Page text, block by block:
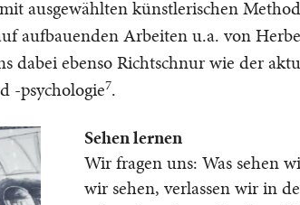
ausgewählten künstlerischen
aufbauenden Arbeiten u.a. von
dabei ebenso Richtschnur wie der
-psychologie7.
Sehen lernen
Wir fragen uns: Was sehen
wir sehen, verlassen wir in